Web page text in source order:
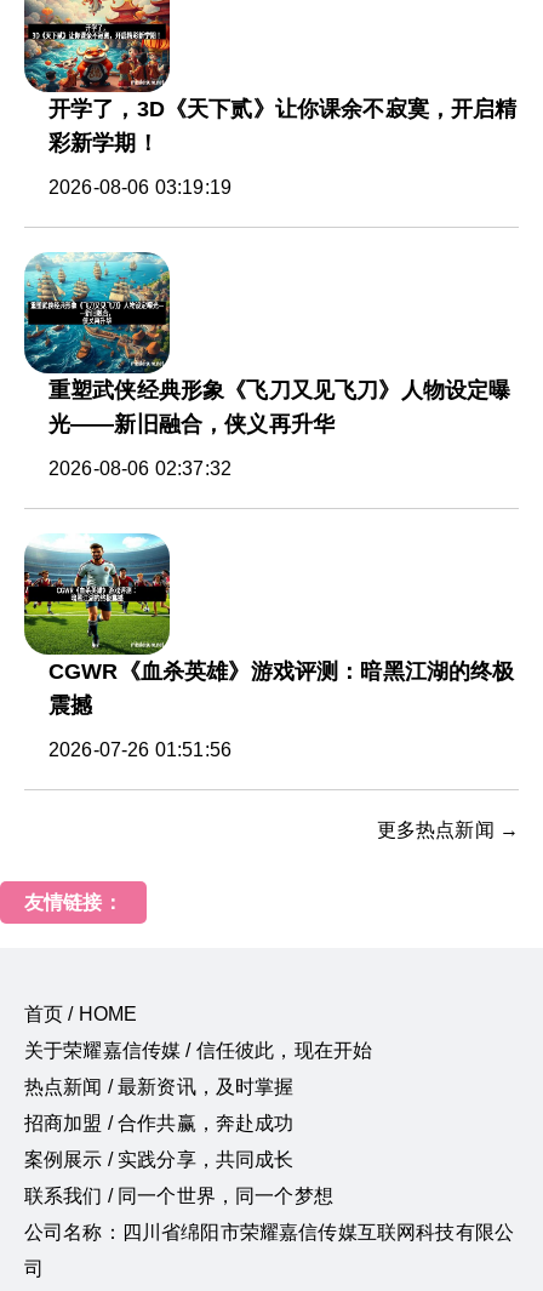
开学了，3D《天下贰》让你课余不寂寞，开启精
彩新学期！
2026-08-06 03:19:19
重塑武侠经典形象《飞刀又见飞刀》人物设定曝
光——新旧融合，侠义再升华
2026-08-06 02:37:32
CGWR《血杀英雄》游戏评测：暗黑江湖的终极
震撼
2026-07-26 01:51:56
更多热点新闻 →
友情链接：
首页 / HOME
关于荣耀嘉信传媒 / 信任彼此，现在开始
热点新闻 / 最新资讯，及时掌握
招商加盟 / 合作共赢，奔赴成功
案例展示 / 实践分享，共同成长
联系我们 / 同一个世界，同一个梦想
公司名称：四川省绵阳市荣耀嘉信传媒互联网科技有限公
司